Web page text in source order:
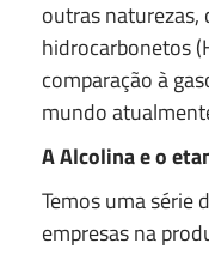
outras naturezas,
hidrocarbonetos
comparação à
mundo
A Alcolina e o
Temos uma série
empresas na